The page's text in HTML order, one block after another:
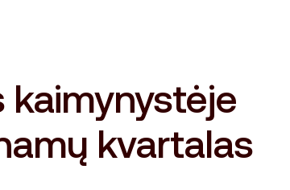
kaimynystėje
kvartalas